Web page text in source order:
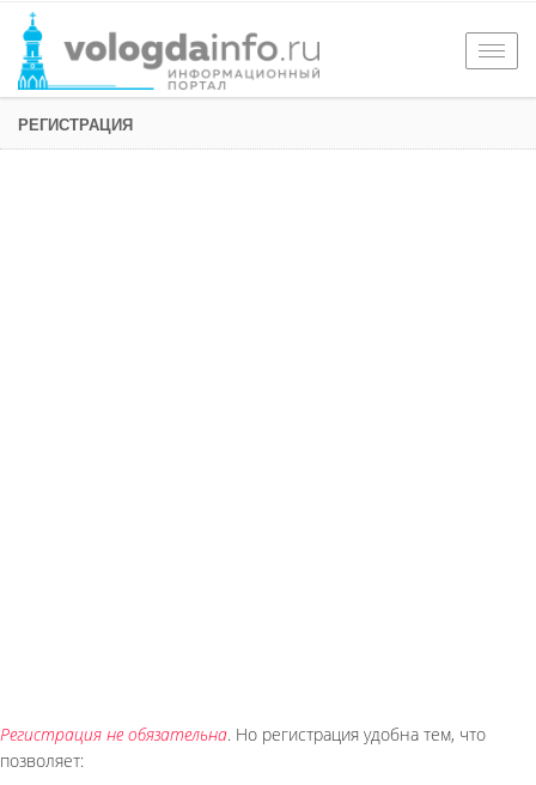
РЕГИСТРАЦИЯ
Регистрация не обязательна. Но регистрация удобна тем, что
позволяет: